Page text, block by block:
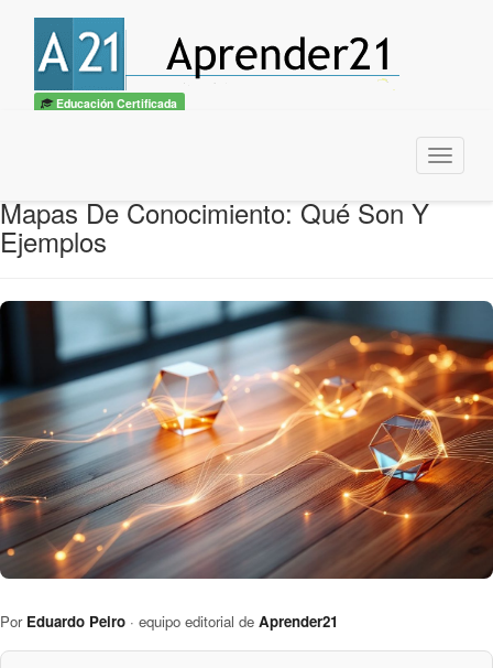
Educación Certificada
Menu
Mapas De Conocimiento: Qué Son Y
Ejemplos
Por Eduardo Peiro · equipo editorial de Aprender21